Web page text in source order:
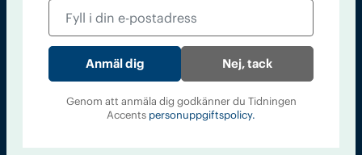
Accent
Nej, tack
Genom att anmäla dig godkänner du Tidningen
Accents personuppgiftspolicy.